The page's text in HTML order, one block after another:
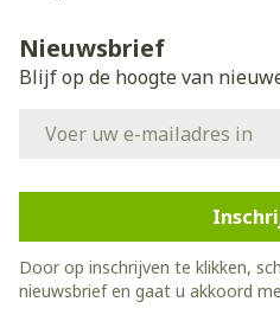
Nieuwsbrief
Blijf op de hoogte van
Door op inschrijven te klikken,
nieuwsbrief en gaat u akkoord